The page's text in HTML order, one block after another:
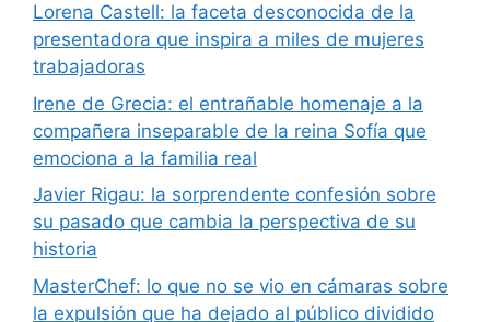
Lorena Castell: la faceta desconocida de la
presentadora que inspira a miles de mujeres
trabajadoras
Irene de Grecia: el entrañable homenaje a la
compañera inseparable de la reina Sofía que
emociona a la familia real
Javier Rigau: la sorprendente confesión sobre
su pasado que cambia la perspectiva de su
historia
MasterChef: lo que no se vio en cámaras sobre
la expulsión que ha dejado al público dividido